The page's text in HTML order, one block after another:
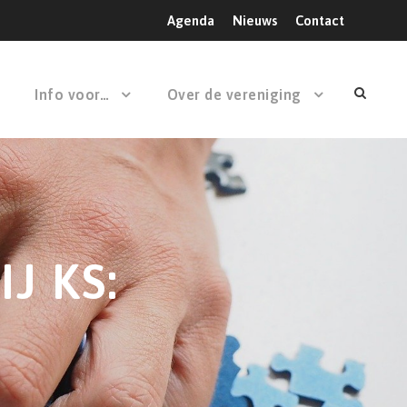
Agenda Nieuws Contact
Info voor… Over de vereniging
KS: